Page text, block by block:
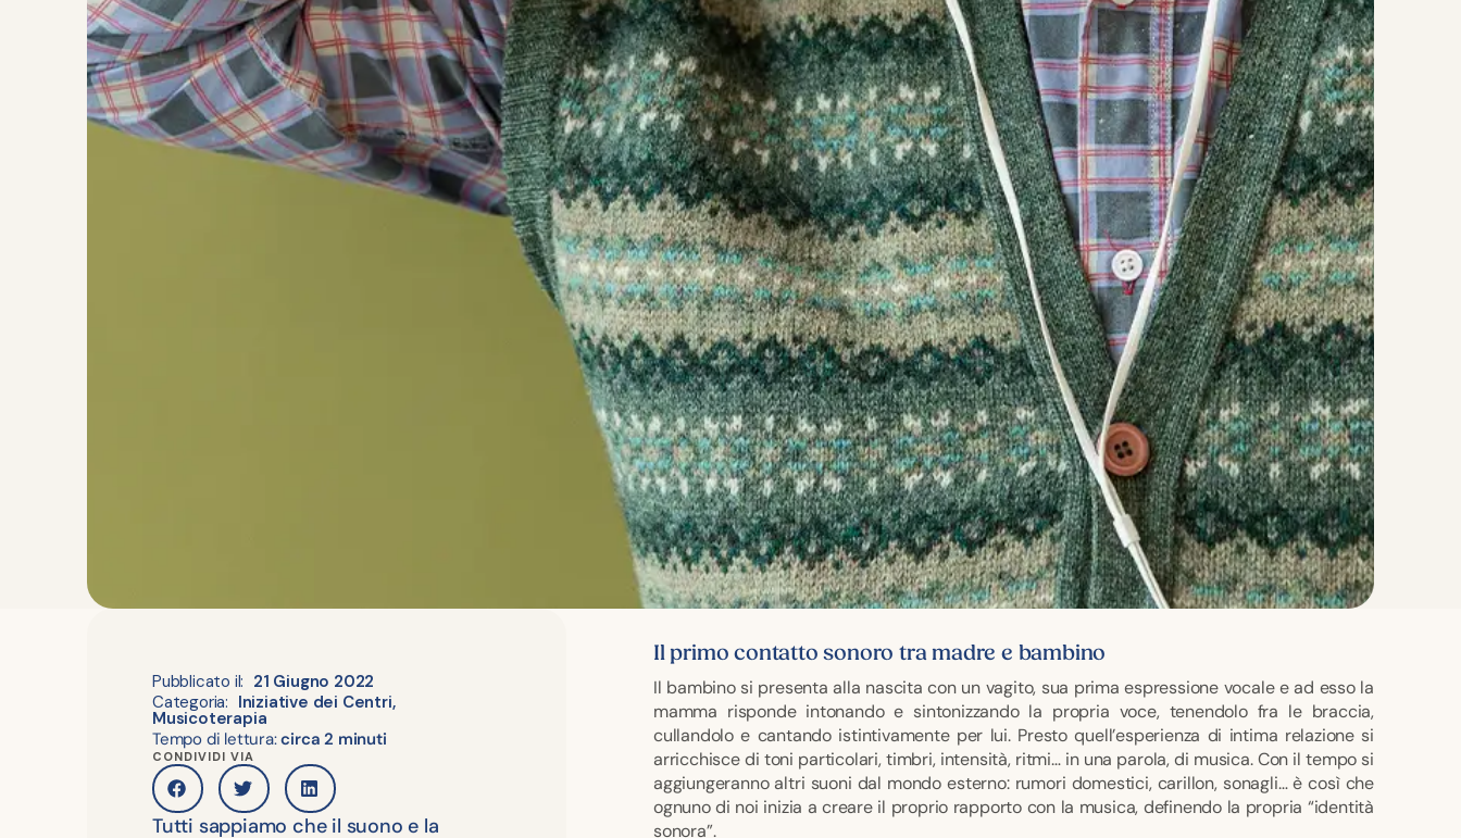
Pubblicato il: 21 Giugno 2022
Categoria: Iniziative dei Centri,
Musicoterapia
Tempo di lettura:circa 2 minuti
CONDIVIDI VIA
Tutti sappiamo che il suono e la
Il primo contatto sonoro tra madre e bambino
Il bambino si presenta alla nascita con un vagito, sua prima espressione vocale e ad esso la
mamma risponde intonando e sintonizzando la propria voce, tenendolo fra le braccia,
cullandolo e cantando istintivamente per lui. Presto quell’esperienza di intima relazione si
arricchisce di toni particolari, timbri, intensità, ritmi… in una parola, di musica. Con il tempo si
aggiungeranno altri suoni dal mondo esterno: rumori domestici, carillon, sonagli… è così che
ognuno di noi inizia a creare il proprio rapporto con la musica, definendo la propria “identità
sonora”.